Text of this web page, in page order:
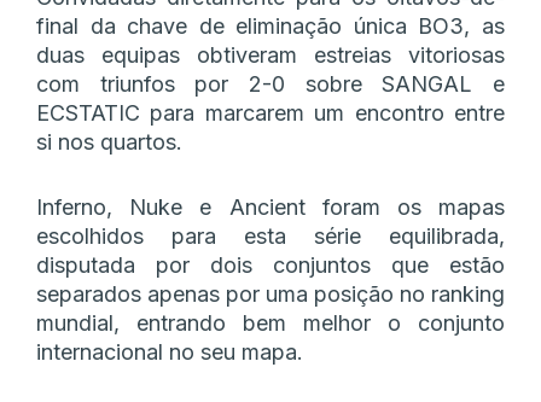
final da chave de eliminação única BO3, as
duas equipas obtiveram estreias vitoriosas
com triunfos por 2-0 sobre SANGAL e
ECSTATIC para marcarem um encontro entre
si nos quartos.
Inferno, Nuke e Ancient foram os mapas
escolhidos para esta série equilibrada,
disputada por dois conjuntos que estão
separados apenas por uma posição no ranking
mundial, entrando bem melhor o conjunto
internacional no seu mapa.